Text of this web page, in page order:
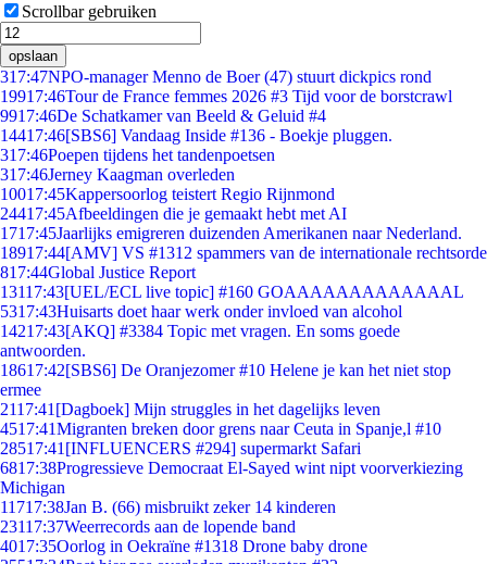
Scrollbar gebruiken
opslaan
317:47NPO-manager Menno de Boer (47) stuurt dickpics rond
19917:46Tour de France femmes 2026 #3 Tijd voor de borstcrawl
9917:46De Schatkamer van Beeld & Geluid #4
14417:46[SBS6] Vandaag Inside #136 - Boekje pluggen.
317:46Poepen tijdens het tandenpoetsen
317:46Jerney Kaagman overleden
10017:45Kappersoorlog teistert Regio Rijnmond
24417:45Afbeeldingen die je gemaakt hebt met AI
1717:45Jaarlijks emigreren duizenden Amerikanen naar Nederland.
18917:44[AMV] VS #1312 spammers van de internationale rechtsorde
817:44Global Justice Report
13117:43[UEL/ECL live topic] #160 GOAAAAAAAAAAAAAL
5317:43Huisarts doet haar werk onder invloed van alcohol
14217:43[AKQ] #3384 Topic met vragen. En soms goede
antwoorden.
18617:42[SBS6] De Oranjezomer #10 Helene je kan het niet stop
ermee
2117:41 [Dagboek] Mijn struggles in het dagelijks leven
4517:41Migranten breken door grens naar Ceuta in Spanje,l #10
28517:41 [INFLUENCERS #294] supermarkt Safari
6817:38Progressieve Democraat El-Sayed wint nipt voorverkiezing
Michigan
11717:38Jan B. (66) misbruikt zeker 14 kinderen
23117:37Weerrecords aan de lopende band
4017:35Oorlog in Oekraïne #1318 Drone baby drone